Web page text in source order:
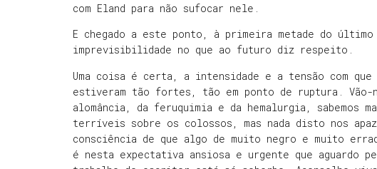
com Eland para não sufocar nele.
E chegado a este ponto, à primeira metade do
imprevisibilidade no que ao futuro diz respeito.
Uma coisa é certa, a intensidade e a tensão com que
estiveram tão fortes, tão em ponto de ruptura. Vão-
alomância, da feruquimia e da hemalurgia, sabemos
terríveis sobre os colossos, mas nada disto nos
consciência de que algo de muito negro e muito
é nesta expectativa ansiosa e urgente que aguardo